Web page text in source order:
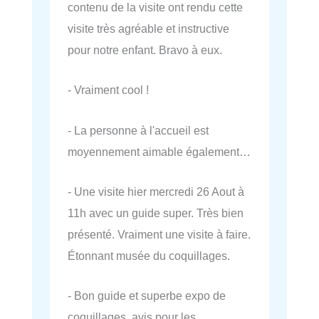
contenu de la visite ont rendu cette
visite très agréable et instructive
pour notre enfant. Bravo à eux.
- Vraiment cool !
- La personne à l'accueil est
moyennement aimable également…
- Une visite hier mercredi 26 Aout à
11h avec un guide super. Très bien
présenté. Vraiment une visite à faire.
Étonnant musée du coquillages.
- Bon guide et superbe expo de